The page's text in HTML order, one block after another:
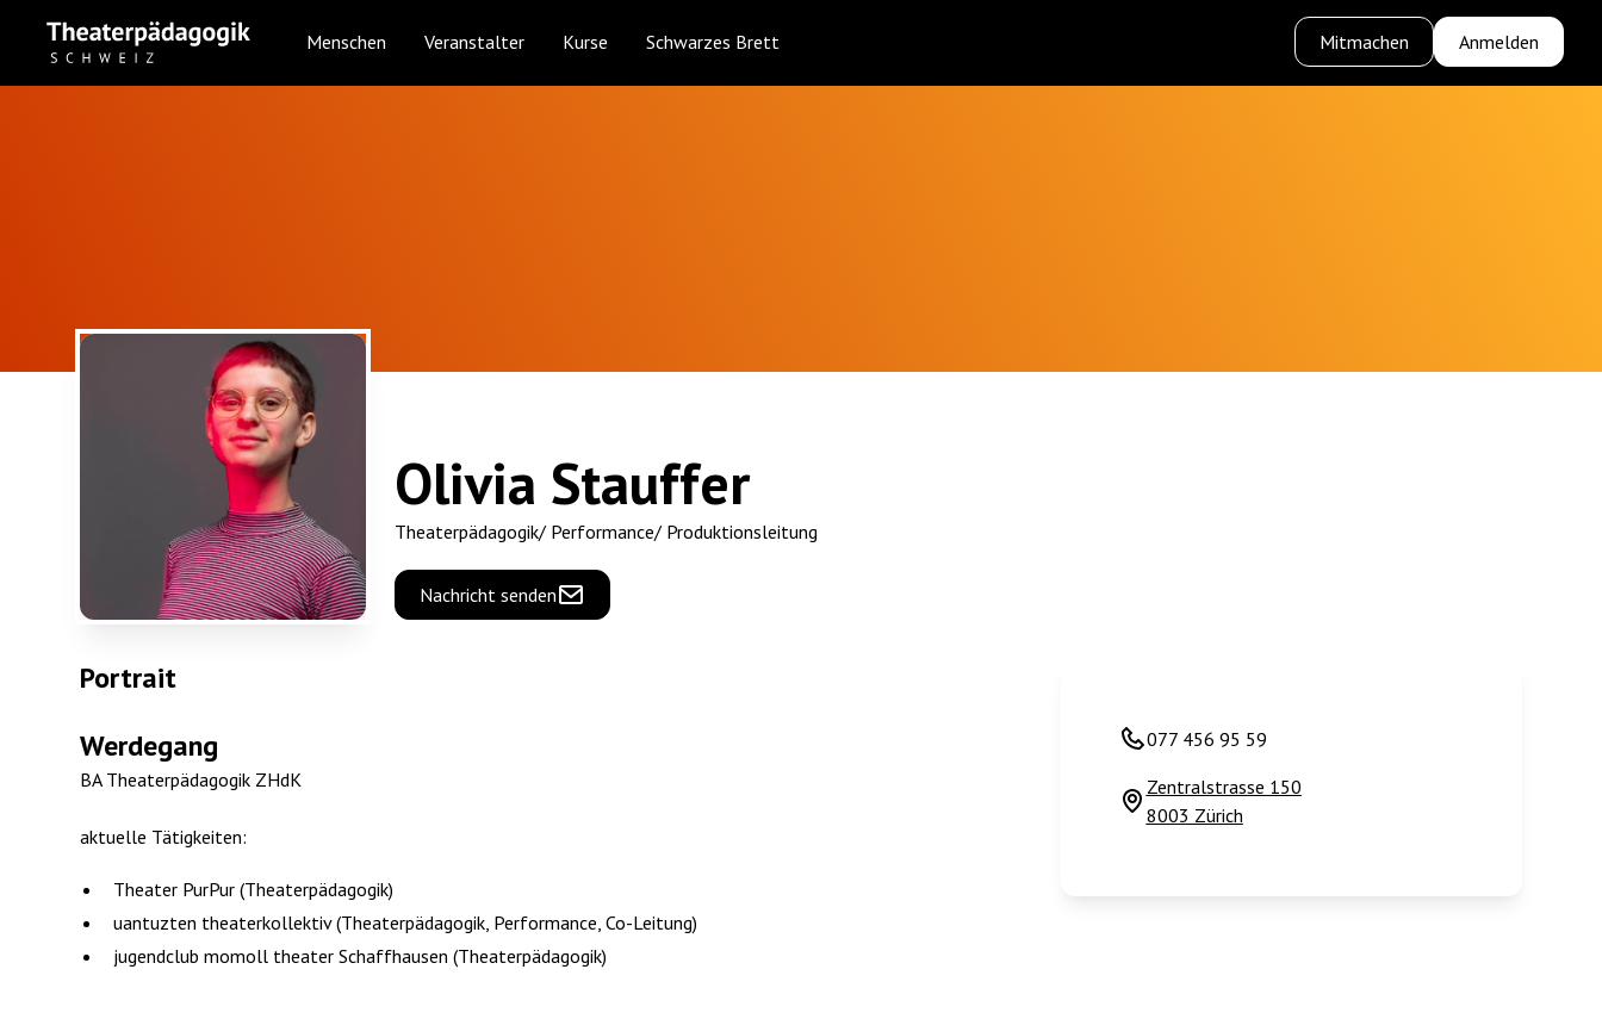
Menschen Veranstalter Kurse Schwarzes Brett Mitmachen Anmelden
Olivia Stauffer
Theaterpädagogik/ Performance/ Produktionsleitung
Nachricht senden
Portrait
Werdegang
BA Theaterpädagogik ZHdK
aktuelle Tätigkeiten:
Theater PurPur (Theaterpädagogik)
uantuzten theaterkollektiv (Theaterpädagogik, Performance, Co-Leitung)
jugendclub momoll theater Schaffhausen (Theaterpädagogik)
077 456 95 59
Zentralstrasse 150
8003 Zürich